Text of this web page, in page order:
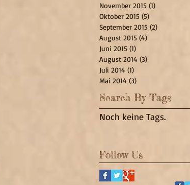
November 2015 (1)
Oktober 2015 (5)
September 2015 (2)
August 2015 (4)
Juni 2015 (1)
August 2014 (3)
Juli 2014 (1)
Mai 2014 (3)
Search By Tags
Noch keine Tags.
Follow Us